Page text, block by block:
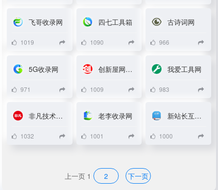
飞哥收录网
1019
四七工具箱
1090
古诗词网
966
5G收录网
971
创新屋网址...
1009
我爱工具网
983
非凡技术导...
1032
老李收录网
1001
新站长互联...
1000
上一页 1 2 下一页